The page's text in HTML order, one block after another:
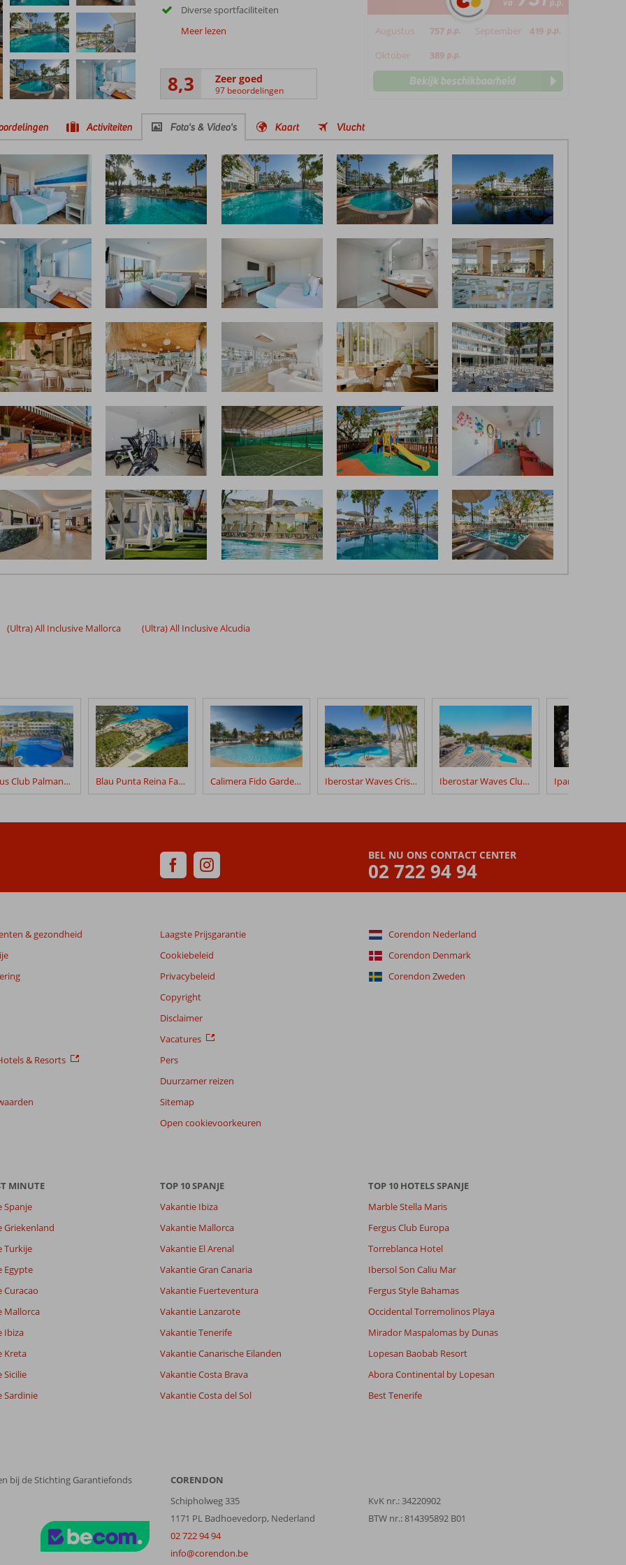
Diverse sportfaciliteiten
Meer lezen
8,3 Zeer goed
97 beoordelingen
va p.p.
Augustus 757 p.p. September 419 p.p.
Oktober 389 p.p.
Bekijk beschikbaarheid
Activiteiten Foto's & Video's Kaart Vlucht
7,9
7,4
Filter reisgezelschap
Sorteren op
(Ultra) All Inclusive Mallorca (Ultra) All Inclusive Alcudia
Fergus Club Palmanova Park Blau Punta Reina Family Resort Calimera Fido Gardens Iberostar Waves Cristina Iberostar Waves Club Cala Barca
BEL NU ONS CONTACT CENTER
02 722 94 94
& gezondheid
& Resorts
Laagste Prijsgarantie
Cookiebeleid
Privacybeleid
Copyright
Disclaimer
Vacatures
Pers
Duurzamer reizen
Sitemap
Open cookievoorkeuren
Corendon Nederland
Corendon Denmark
Corendon Zweden
MINUTE
Spanje
Griekenland
Turkije
Egypte
Curacao
Mallorca
Ibiza
Kreta
Sicilie
Sardinie
TOP 10 SPANJE
Vakantie Ibiza
Vakantie Mallorca
Vakantie El Arenal
Vakantie Gran Canaria
Vakantie Fuerteventura
Vakantie Lanzarote
Vakantie Tenerife
Vakantie Canarische Eilanden
Vakantie Costa Brava
Vakantie Costa del Sol
TOP 10 HOTELS SPANJE
Marble Stella Maris
Fergus Club Europa
Torreblanca Hotel
Ibersol Son Caliu Mar
Fergus Style Bahamas
Occidental Torremolinos Playa
Mirador Maspalomas by Dunas
Lopesan Baobab Resort
Abora Continental by Lopesan
Best Tenerife
bij de Stichting Garantiefonds
CORENDON
Schipholweg 335
1171 PL Badhoevedorp, Nederland
02 722 94 94
info@corendon.be
KvK nr.: 34220902
BTW nr.: 814395892 B01